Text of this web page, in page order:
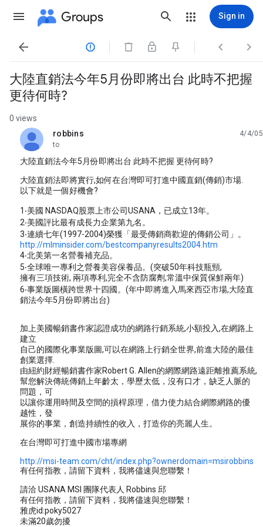
Groups Sign in
   
大陸直銷法今年5月份即將出台 此時不把握
更待何時?
0 views
robbins
unread,
4/4/05
to
大陸直銷法今年5月份即將出台 此時不把握 更待何時?
大陸直銷法即將實行,如何在台灣即可打進中國直銷(傳銷)市場.
以下就是一個好機會?
1‧美國 NASDAQ股票上市公司USANA，已成立13年。
2‧美國評比最有成長力企業第九名。
3‧連續七年(1997-2004)榮獲「最受傳銷商歡迎的傳銷公司」。
http://mlminsider.com/bestcompanyresults2004.htm
4‧北美第一名營養補充品。
5‧全球唯一專利之營養美容保養品。(突破50年科技瓶頸,
擁有三項技術, 兩項專利,完全不含防腐劑,常溫中保質保鮮兩年)
6‧事業版圖橫跨世界十四國。(年中即將進入馬來西亞市場,大陸直
銷法今年5月份即將出台)
加上美國暢銷書作家認證成功的網路行銷系統,小額投入,在網路上
建立
自己的國際化事業版圖,可以在網路上行銷全世界,前進大陸的最佳
創業選擇.
由紐約財經暢銷書作家Robert G. Allen的網際網路遠距離推薦系統,
幫您解決傳統傳銷上年齡太，學歷太低，沒有口才，缺乏人脈的
問題，可
以讓你運用時間及空間的摃桿原理，借力使力結合網際網路的優
越性，發
展你的事業，創造持續性的收入，打造你的亮麗人生。
在台灣即可打進中國市場專網
http://msi-team.com/cht/index.php?ownerdomain=msirobbins
有任何指教，請留下資料，我將儘速與您聯繫！
請洽 USANA MSI 團隊代表人 Robbins 邱
有任何指教，請留下資料，我將儘速與您聯繫！
雅虎id:poky5027
未滿20歲勿擾